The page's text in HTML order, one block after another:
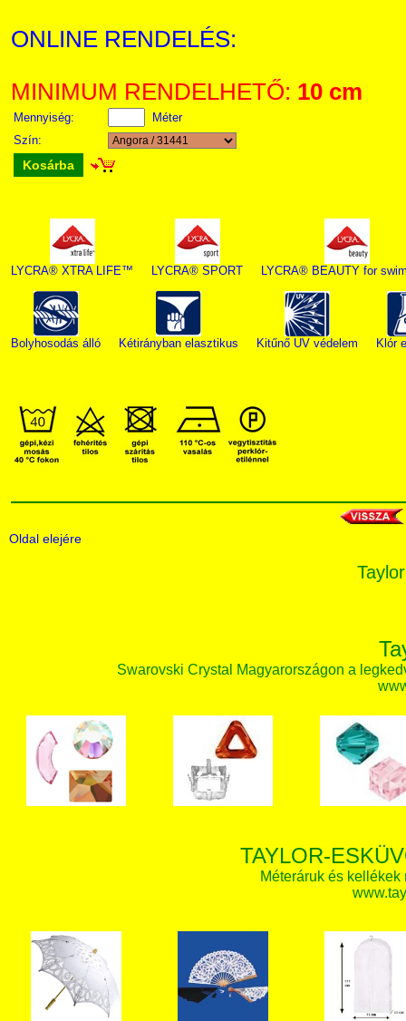
ONLINE RENDELÉS:
MINIMUM RENDELHETŐ: 10 cm
Mennyiség:
Méter
Szín:
Kosárba
LYCRA® XTRA LIFE™ LYCRA® SPORT LYCRA® BEAUTY for
Bolyhosodás álló Kétirányban elasztikus Kitűnő UV védelem Klór
Oldal elejére
Swarovski Crystal Magyarországon a
TAYLOR-
Méteráruk és